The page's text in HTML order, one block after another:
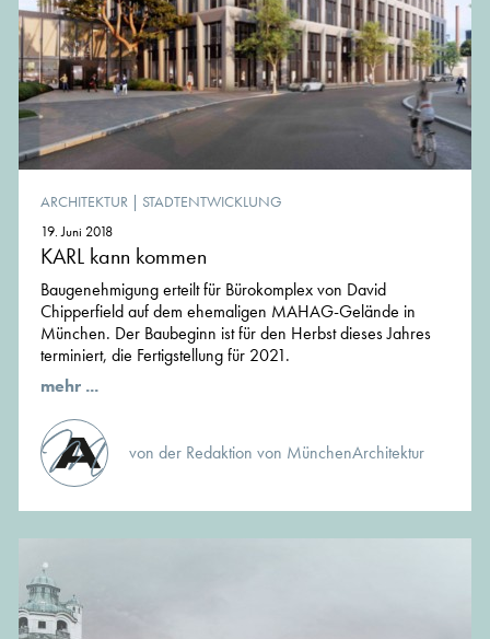
ARCHITEKTUR | STADTENTWICKLUNG
19. Juni 2018
KARL kann kommen
Baugenehmigung erteilt für Bürokomplex von David
Chipperfield auf dem ehemaligen MAHAG-Gelände in
München. Der Baubeginn ist für den Herbst dieses Jahres
terminiert, die Fertigstellung für 2021.
mehr ...
von der Redaktion von MünchenArchitektur